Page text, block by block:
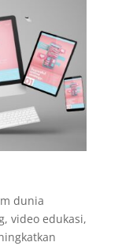
dunia
video edukasi,